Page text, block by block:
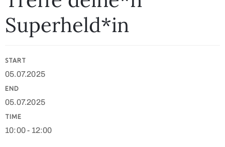
Superheld*in
START
05.07.2025
END
05.07.2025
TIME
10:00 - 12:00